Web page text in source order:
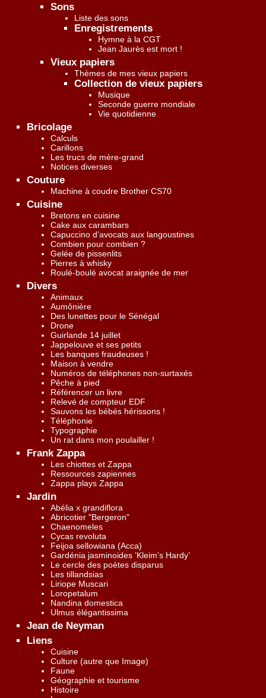
Sons
Liste des sons
Enregistrements
Hymne à la CGT
Jean Jaurès est mort !
Vieux papiers
Thèmes de mes vieux papiers
Collection de vieux papiers
Musique
Seconde guerre mondiale
Vie quotidienne
Bricolage
Calculs
Carillons
Les trucs de mère-grand
Notices diverses
Couture
Machine à coudre Brother CS70
Cuisine
Bretons en cuisine
Cake aux carambars
Capuccino d’avocats aux langoustines
Combien pour combien ?
Gelée de pissenlits
Pierres à whisky
Roulé-boulé avocat araignée de mer
Divers
Animaux
Aumônière
Des lunettes pour le Sénégal
Drone
Guirlande 14 juillet
Jappelouve et ses petits
Les banques fraudeuses !
Maison à vendre
Numéros de téléphones non-surtaxés
Pêche à pied
Référencer un livre
Relevé de compteur EDF
Sauvons les bébés hérissons !
Téléphonie
Typographie
Un rat dans mon poulailler !
Frank Zappa
Les chiottes et Zappa
Ressources zapiennes
Zappa plays Zappa
Jardin
Abélia x grandiflora
Abricotier "Bergeron"
Chaenomeles
Cycas revoluta
Feijoa sellowiana (Acca)
Gardénia jasminoides ’Kleim’s Hardy’
Le cercle des poètes disparus
Les tillandsias
Liriope Muscari
Loropetalum
Nandina domestica
Ulmus élégantissima
Jean de Neyman
Liens
Cuisine
Culture (autre que Image)
Faune
Géographie et tourisme
Histoire